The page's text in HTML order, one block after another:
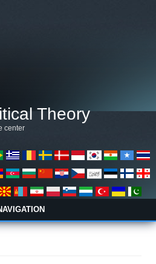
Theory
center